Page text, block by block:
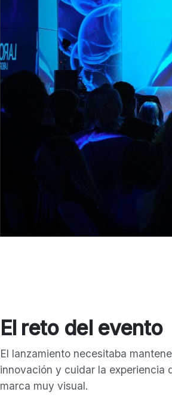
El reto del evento
El lanzamiento necesitaba
innovación y cuidar la experiencia
marca muy visual.